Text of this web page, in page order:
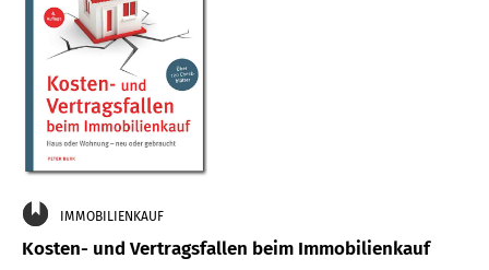
IMMOBILIENKAUF
Kosten- und Vertragsfallen beim Immobilienkauf